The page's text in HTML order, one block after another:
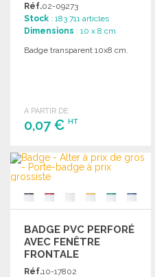
Réf.02-09273
Stock : 183 711 articles
Dimensions : 10 x 8 cm
Badge transparent 10x8 cm.
A PARTIR DE
0,07 € HT
COMMANDER
Demander un devis
BADGE PVC PERFORÉ
AVEC FENÊTRE
FRONTALE
Réf.10-17802